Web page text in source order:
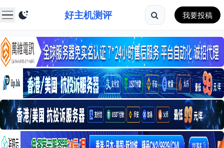
好主机测评 我要投稿